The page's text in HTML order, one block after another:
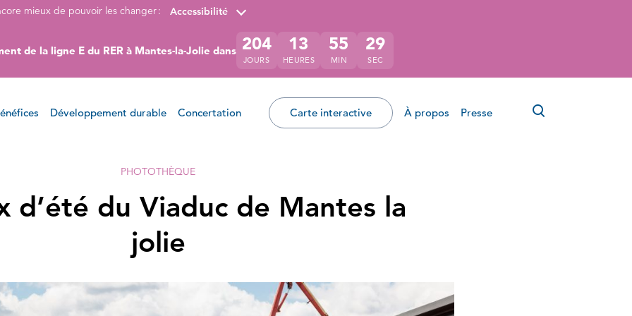
mieux de pouvoir les changer : Accessibilité
de la ligne E du RER à Mantes-la-Jolie dans 204
JOURS
13
HEURES
55
MIN
28
SEC
Développement durable Concertation Carte interactive À propos Presse
PHOTOTHÈQUE
d’été du Viaduc de Mantes la
jolie